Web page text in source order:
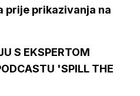
prije prikazivanja na
S EKSPERTOM
'SPILL THE